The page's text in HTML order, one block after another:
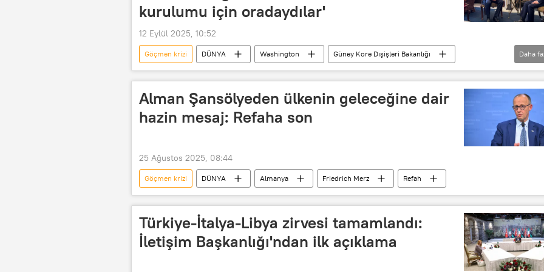
kurulumu için oradaydılar'
12 Eylül 2025, 10:52
Göçmen krizi DÜNYA Washington
Güney Kore Dışişleri Bakanlığı
Hyundai
Daha
Alman Şansölyeden ülkenin geleceğine dair
hazin mesaj: Refaha son
25 Ağustos 2025, 08:44
Göçmen krizi DÜNYA Almanya Friedrich Merz Refah
Türkiye-İtalya-Libya zirvesi tamamlandı:
İletişim Başkanlığı'ndan ilk açıklama